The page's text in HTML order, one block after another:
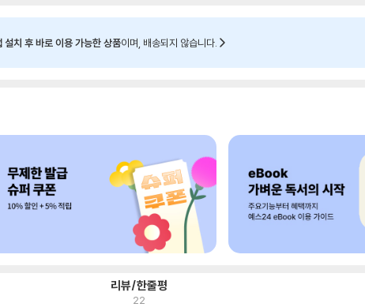
치 후 바로 이용 가능한 상품이며, 배송되지 않습니다.
리뷰/한줄평
22